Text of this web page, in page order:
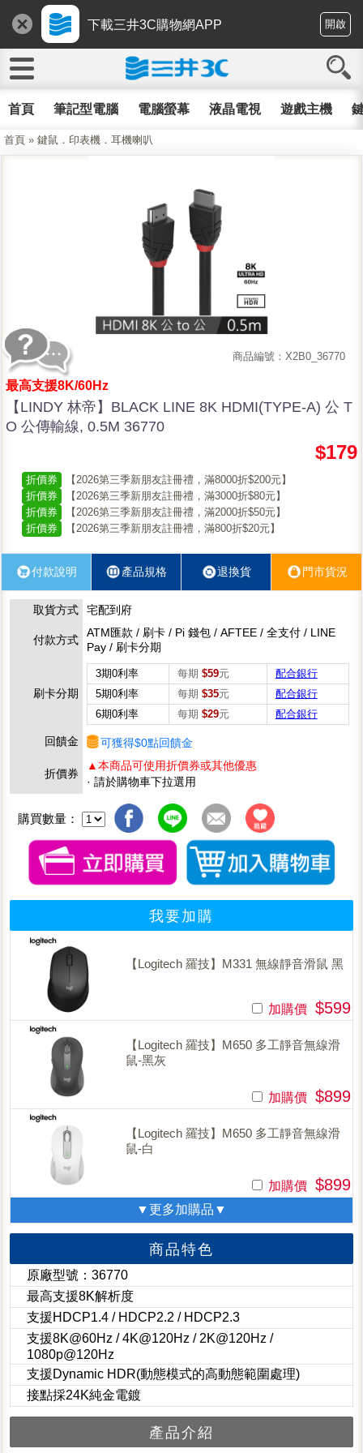
下載三井3C購物網APP 開啟
首頁 筆記型電腦 電腦螢幕 液晶電視 遊戲主機
首頁 » 鍵鼠．印表機．耳機喇叭
商品編號：X2B0_36770
最高支援8K/60Hz
【LINDY 林帝】BLACK LINE 8K HDMI(TYPE-A) 公 T
O 公傳輸線, 0.5M 36770
$179
折價券
【2026第三季新朋友註冊禮，滿8000折$200元】
折價券
【2026第三季新朋友註冊禮，滿3000折$80元】
折價券
【2026第三季新朋友註冊禮，滿2000折$50元】
折價券
【2026第三季新朋友註冊禮，滿800折$20元】
付款說明 產品規格 退換貨 門市貨況
取貨方式 宅配到府
付款方式
ATM匯款 / 刷卡 / Pi 錢包 / AFTEE / 全支付 / LINE
Pay / 刷卡分期
刷卡分期
3期0利率 每期 $59元
配合銀行
5期0利率
每期 $35元
配合銀行
6期0利率
每期 $29元 配合銀行
回饋金 可獲得$0點回饋金
折價券
▲本商品可使用折價券或其他優惠
· 請於購物車下拉選用
購買數量：
我要加購
【Logitech 羅技】M331 無線靜音滑鼠 黑
加購價 $599
【Logitech 羅技】M650 多工靜音無線滑
鼠-黑灰
加購價 $899
【Logitech 羅技】M650 多工靜音無線滑
鼠-白
加購價 $899
▼更多加購品▼
商品特色
原廠型號：36770
最高支援8K解析度
支援HDCP1.4 / HDCP2.2 / HDCP2.3
支援8K@60Hz / 4K@120Hz / 2K@120Hz /
1080p@120Hz
支援Dynamic HDR(動態模式的高動態範圍處理)
接點採24K純金電鍍
產品介紹